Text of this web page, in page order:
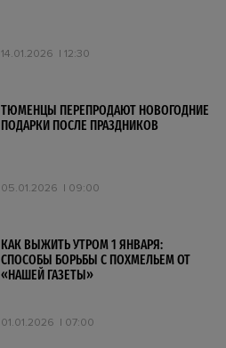
14.01.2026 12:30
ТЮМЕНЦЫ ПЕРЕПРОДАЮТ НОВОГОДНИЕ
ПОДАРКИ ПОСЛЕ ПРАЗДНИКОВ
05.01.2026 09:00
КАК ВЫЖИТЬ УТРОМ 1 ЯНВАРЯ:
СПОСОБЫ БОРЬБЫ С ПОХМЕЛЬЕМ ОТ
«НАШЕЙ ГАЗЕТЫ»
01.01.2026 07:00